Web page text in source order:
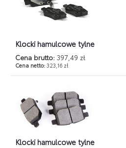
Klocki hamulcowe tylne
Cena brutto: 397,49 zł
Cena netto:323,16 zł
Klocki hamulcowe tylne